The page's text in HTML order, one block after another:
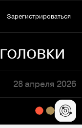
Зарегистрироваться
28 апреля 2026